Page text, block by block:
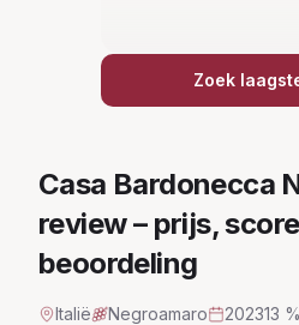
Zoek
Casa Bardonecca
review – prijs,
beoordeling
Italië Negroamaro 202313 %